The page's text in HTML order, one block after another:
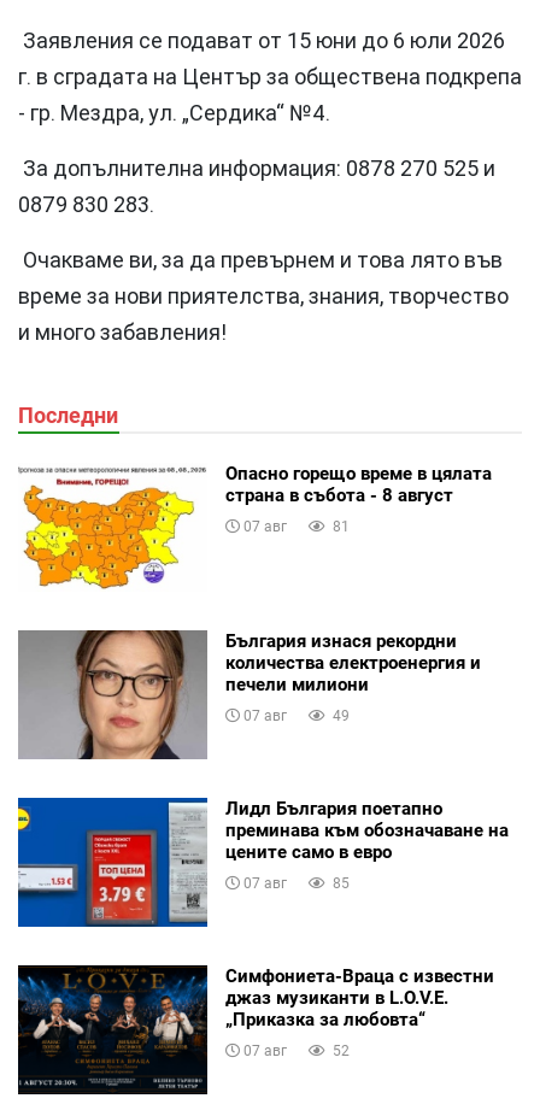
Заявления се подават от 15 юни до 6 юли 2026
г. в сградата на Център за обществена подкрепа
- гр. Мездра, ул. „Сердика“ №4.
За допълнителна информация: 0878 270 525 и
0879 830 283.
Очакваме ви, за да превърнем и това лято във
време за нови приятелства, знания, творчество
и много забавления!
Последни
Опасно горещо време в цялата
страна в събота - 8 август
07 авг 81
България изнася рекордни
количества електроенергия и
печели милиони
07 авг 49
Лидл България поетапно
преминава към обозначаване на
цените само в евро
07 авг 85
Симфониета-Враца с известни
джаз музиканти в L.O.V.E.
„Приказка за любовта“
07 авг 52